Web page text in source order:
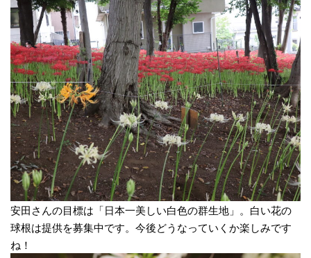
安田さんの目標は「日本一美しい白色の群生地」。白い花の
球根は提供を募集中です。今後どうなっていくか楽しみです
ね！